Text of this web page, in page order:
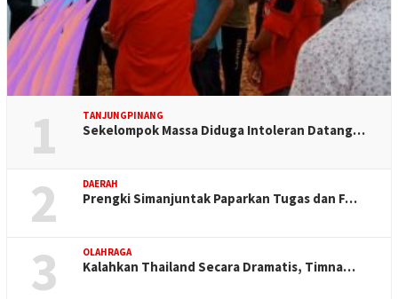
1 TANJUNGPINANG
Sekelompok Massa Diduga Intoleran Datang…
2 DAERAH
Prengki Simanjuntak Paparkan Tugas dan F…
3 OLAHRAGA
Kalahkan Thailand Secara Dramatis, Timna…